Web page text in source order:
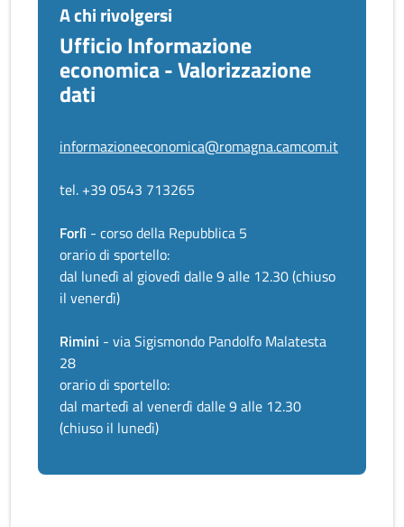
A chi rivolgersi
Ufficio Informazione
economica - Valorizzazione
dati
informazioneeconomica@romagna.camcom.it
tel. +39 0543 713265
Forlì - corso della Repubblica 5
orario di sportello:
dal lunedì al giovedì dalle 9 alle 12.30 (chiuso
il venerdì)
Rimini - via Sigismondo Pandolfo Malatesta
28
orario di sportello:
dal martedì al venerdì dalle 9 alle 12.30
(chiuso il lunedì)